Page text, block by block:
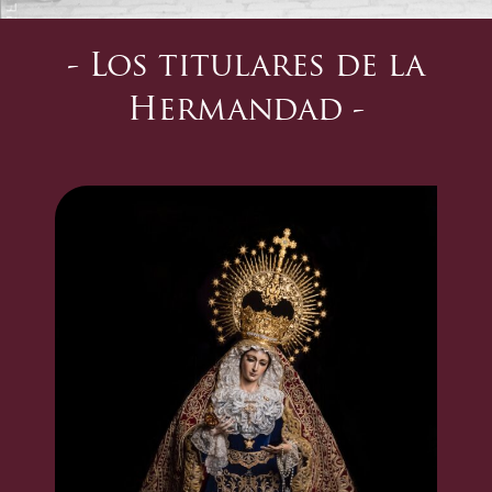
m
- Los titulares de la
Hermandad -